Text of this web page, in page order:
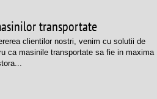
transportate
clientilor nostri, venim cu solutii de
ca masinile transportate sa fie in maxima